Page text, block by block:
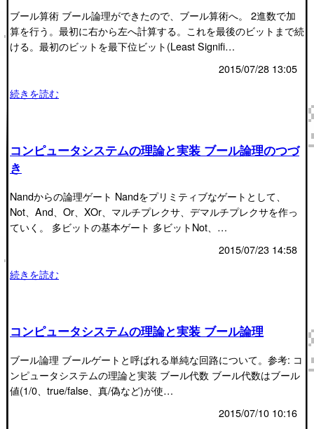
ブール算術 ブール論理ができたので、ブール算術へ。 2進数で加
算を行う。最初に右から左へ計算する。これを最後のビットまで続
ける。最初のビットを最下位ビット(Least Signifi…
2015/07/28 13:05
続きを読む
コンピュータシステムの理論と実装 ブール論理のつづ
き
Nandからの論理ゲート Nandをプリミティブなゲートとして、
Not、And、Or、XOr、マルチプレクサ、デマルチプレクサを作っ
ていく。 多ビットの基本ゲート 多ビットNot、…
2015/07/23 14:58
続きを読む
コンピュータシステムの理論と実装 ブール論理
ブール論理 ブールゲートと呼ばれる単純な回路について。参考: コ
ンピュータシステムの理論と実装 ブール代数 ブール代数はブール
値(1/0、true/false、真/偽など)が使…
2015/07/10 10:16